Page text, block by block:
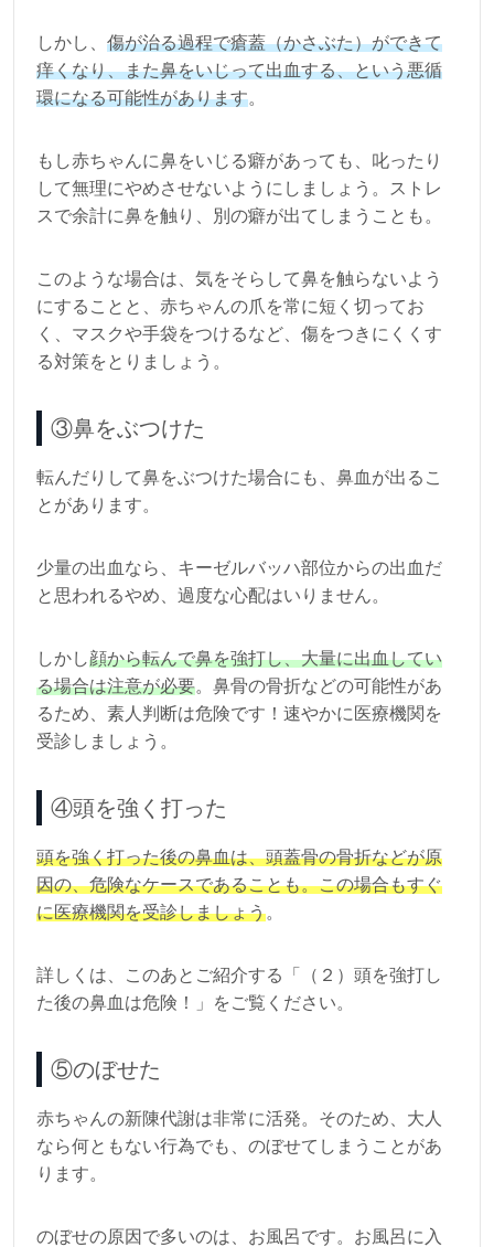
しかし、 傷が治る過程で瘡蓋（かさぶた）ができて
痒くなり、また鼻をいじって出血する、という悪循
環になる可能性があります。
もし赤ちゃんに鼻をいじる癖があっても、叱ったり
して無理にやめさせないようにしましょう。ストレ
スで余計に鼻を触り、別の癖が出てしまうことも。
このような場合は、気をそらして鼻を触らないよう
にすることと、赤ちゃんの爪を常に短く切ってお
く、マスクや手袋をつけるなど、傷をつきにくくす
る対策をとりましょう。
③鼻をぶつけた
転んだりして鼻をぶつけた場合にも、鼻血が出るこ
とがあります。
少量の出血なら、キーゼルバッハ部位からの出血だ
と思われるやめ、過度な心配はいりません。
しかし顔から転んで鼻を強打し、大量に出血してい
る場合は注意が必要。鼻骨の骨折などの可能性があ
るため、素人判断は危険です！速やかに医療機関を
受診しましょう。
④頭を強く打った
頭を強く打った後の鼻血は、頭蓋骨の骨折などが原
因の、危険なケースであることも。この場合もすぐ
に医療機関を受診しましょう。
詳しくは、このあとご紹介する「（２）頭を強打し
た後の鼻血は危険！」をご覧ください。
⑤のぼせた
赤ちゃんの新陳代謝は非常に活発。そのため、大人
なら何ともない行為でも、のぼせてしまうことがあ
ります。
のぼせの原因で多いのは、お風呂です。お風呂に入